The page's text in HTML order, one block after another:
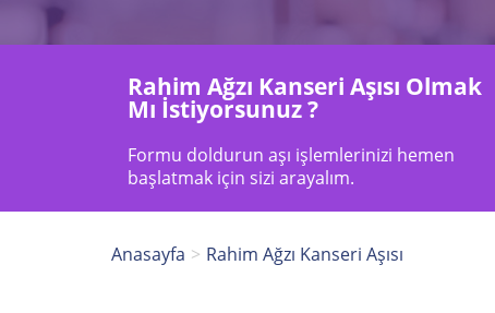
Rahim Ağzı Kanseri Aşısı Olmak
Mı İstiyorsunuz ?
Formu doldurun aşı işlemlerinizi hemen
başlatmak için sizi arayalım.
Anasayfa Rahim Ağzı Kanseri Aşısı